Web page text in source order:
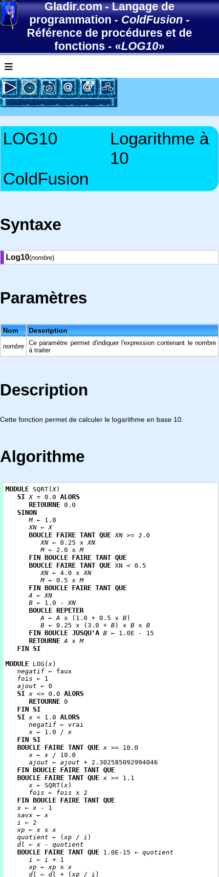
Gladir.com-Langage de
programmation-ColdFusion-
Référence de procédures et de
fonctions - «LOG10»
≡
LOG10
Logarithme à
10
ColdFusion
Syntaxe
Log10(nombre)
Paramètres
Nom Description
nombre
Ce paramètre permet d'indiquer l'expression contenant le nombre
à traiter
Description
Cette fonction permet de calculer le logarithme en base 10.
Algorithme
MODULE SQRT(X)
SI X= 0.0 ALORS
RETOURNE 0.0
SINON
M← 1.0
XN ←X
BOUCLE FAIRE TANT QUE XN >= 2.0
XN ← 0.25 xXN
M← 2.0 xM
FIN BOUCLE FAIRE TANT QUE
BOUCLE FAIRE TANT QUE XN < 0.5
XN ← 4.0 xXN
M← 0.5 xM
FIN BOUCLE FAIRE TANT QUE
A ←XN
B ← 1.0 -XN
BOUCLE REPETER
A ←A x (1.0 + 0.5 x B)
B ← 0.25 x (3.0 + B) x B x B
FIN BOUCLE JUSQU'A B ← 1.0E - 15
RETOURNE A xM
FIN SI
MODULE LOG(x)
negatif ← faux
fois ← 1
ajout ← 0
SI x <= 0.0 ALORS
RETOURNE 0
FIN SI
SI x < 1.0 ALORS
negatif ← vrai
x ← 1.0 /x
FIN SI
BOUCLE FAIRE TANT QUE x >= 10.0
x ←x / 10.0
ajout ← ajout + 2.302585092994046
FIN BOUCLE FAIRE TANT QUE
BOUCLE FAIRE TANT QUE x >= 1.1
x ← SQRT(x)
fois ← fois x 2
FIN BOUCLE FAIRE TANT QUE
x ←x - 1
savx ←x
i ← 2
xp ←x xx
quotient ← (xp / i )
dl ←x - quotient
BOUCLE FAIRE TANT QUE 1.0E-15 ← quotient
i ← i + 1
xp ←xp xx
dl ← dl + (xp / i )